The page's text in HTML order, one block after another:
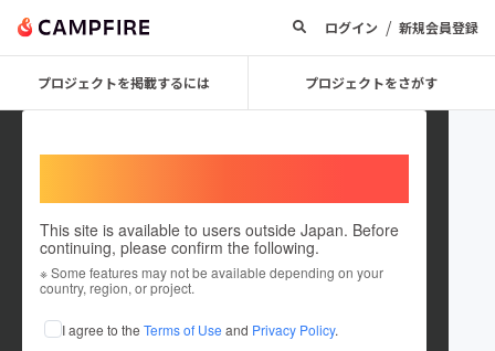
ログイン / 新規会員登録
プロジェクトを掲載するには プロジェクトをさがす
This site is available to users outside Japan. Before
continuing, please confirm the following.
※ Some features may not be available depending on your
country, region, or project.
I agree to the Terms of Use and Privacy Policy.
RyoFukuoka
これまでに1件のプロジェクトを投稿しています